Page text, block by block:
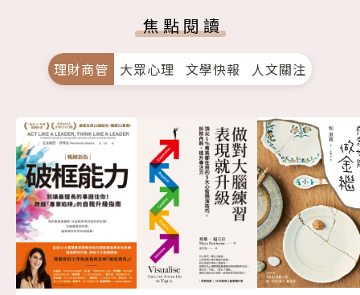
焦點閱讀
理財商管 大眾心理 文學快報 人文關注